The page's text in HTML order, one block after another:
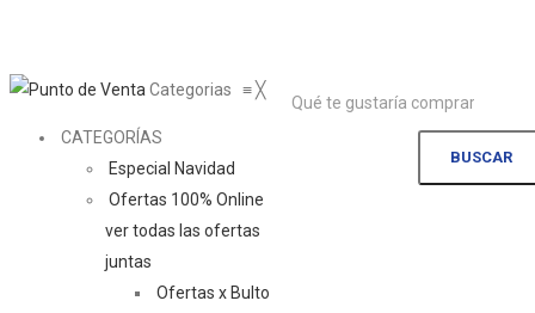
Categorias ≡╳
CATEGORÍAS
Especial Navidad
Ofertas 100% Online
ver todas las ofertas
juntas
Ofertas x Bulto
BUSCAR